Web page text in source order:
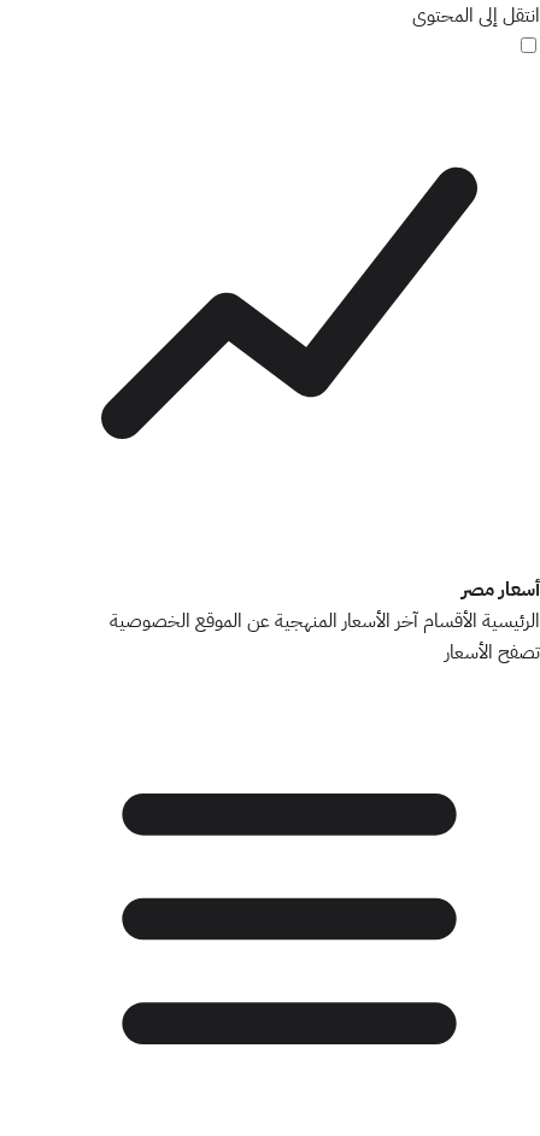
انتقل إلى المحتوى
أسعار مصر
الرئيسية الأقسام آخر الأسعار المنهجيةعن الموقع الخصوصية
تصفح الأسعار